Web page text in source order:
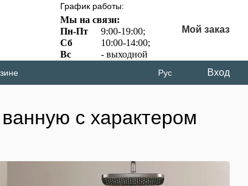
График работы:
Мы на связи:
Пн-Пт
9:00-19:00;
Сб
10:00-14:00;
Вс
- выходной
Мой заказ
Рус Вход
с характером